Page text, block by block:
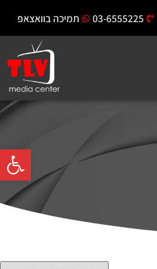
פתח
03-6555225 תמיכה בוואצאפ